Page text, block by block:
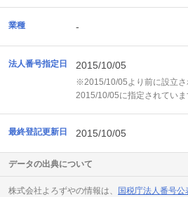
業種 -
法人番号指定日 2015/10/05
※2015/10/05より前に設立
2015/10/05に指定されていま
最終登記更新日 2015/10/05
データの出典について
株式会社よろずやの情報は、 国税庁法人番号公